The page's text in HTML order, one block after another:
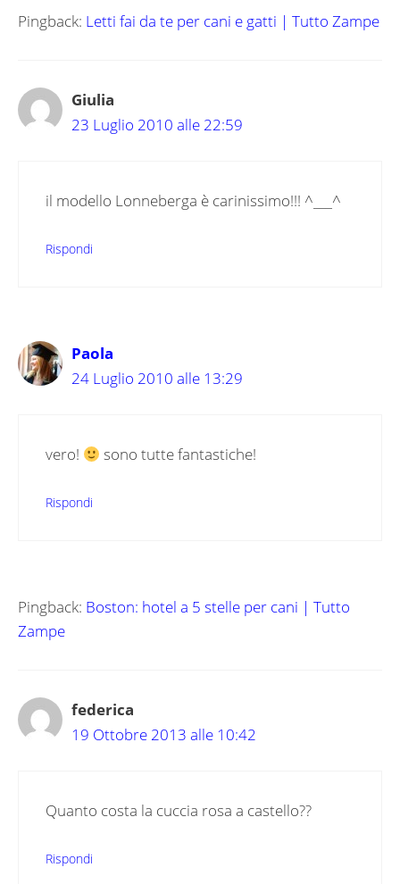
Pingback: Letti fai da te per cani e gatti | Tutto Zampe
Giulia
23 Luglio 2010 alle 22:59
il modello Lonneberga è carinissimo!!! ^___^
Rispondi
Paola
24 Luglio 2010 alle 13:29
vero! sono tutte fantastiche!
Rispondi
Pingback: Boston: hotel a 5 stelle per cani | Tutto
Zampe
federica
19 Ottobre 2013 alle 10:42
Quanto costa la cuccia rosa a castello??
Rispondi